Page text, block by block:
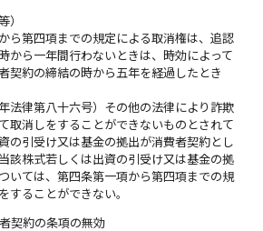
）
ら第四項までの規定による取消権は、追認
から一年間行わないときは、時効によって
契約の締結の時から五年を経過したとき
年法律第八十六号）その他の法律により詐欺
取消しをすることができないものとされて
の引受け又は基金の拠出が消費者契約とし
該株式若しくは出資の引受け又は基金の拠
いては、第四条第一項から第四項までの規
することができない。
契約の条項の無効